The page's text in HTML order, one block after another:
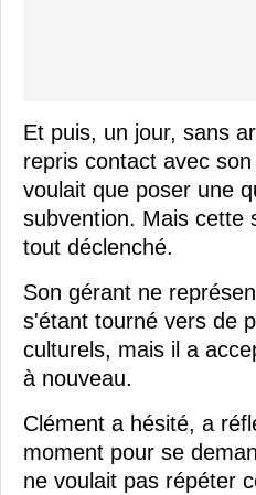
Et puis, un jour, sans
repris contact avec
voulait que poser une
subvention. Mais cette
tout déclenché.
Son gérant ne
s'étant tourné vers de
culturels, mais il a
à nouveau.
Clément a hésité, a
moment pour se
ne voulait pas répéter